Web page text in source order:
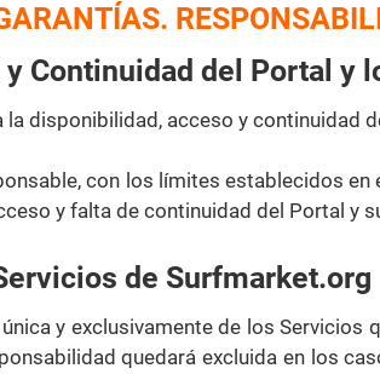
Continuidad del Portal y
disponibilidad, acceso y continuidad
con los límites establecidos
y falta de continuidad del Portal y
de Surfmarket.org
y exclusivamente de los
quedará excluida en los